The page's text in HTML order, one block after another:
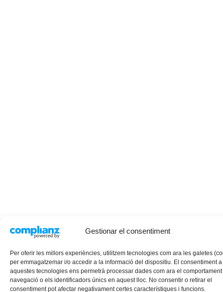
Gestionar el consentiment
Per oferir les millors experiències, utilitzem tecnologies com ara les galetes
per emmagatzemar i/o accedir a la informació del dispositiu. El consentiment a
aquestes tecnologies ens permetrà processar dades com ara el
navegació o els identificadors únics en aquest lloc. No consentir o retirar el
consentiment pot afectar negativament certes característiques i funcions.